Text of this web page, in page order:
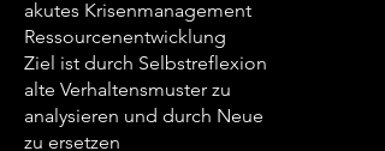
akutes Krisenmanagement
Ressourcenentwicklung
Ziel ist durch Selbstreflexion
alte Verhaltensmuster zu
analysieren und durch Neue
zu ersetzen